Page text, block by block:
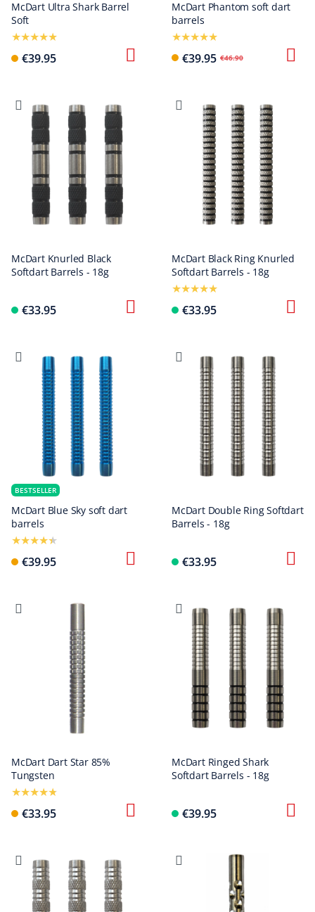
McDart Ultra Shark Barrel
Soft
€39.95
McDart Phantom soft dart
barrels
€39.95 €46.90
McDart Knurled Black
Softdart Barrels - 18g
€33.95
McDart Black Ring Knurled
Softdart Barrels - 18g
€33.95
BESTSELLER
McDart Blue Sky soft dart
barrels
€39.95
McDart Double Ring Softdart
Barrels - 18g
€33.95
McDart Dart Star 85%
Tungsten
€33.95
McDart Ringed Shark
Softdart Barrels - 18g
€39.95